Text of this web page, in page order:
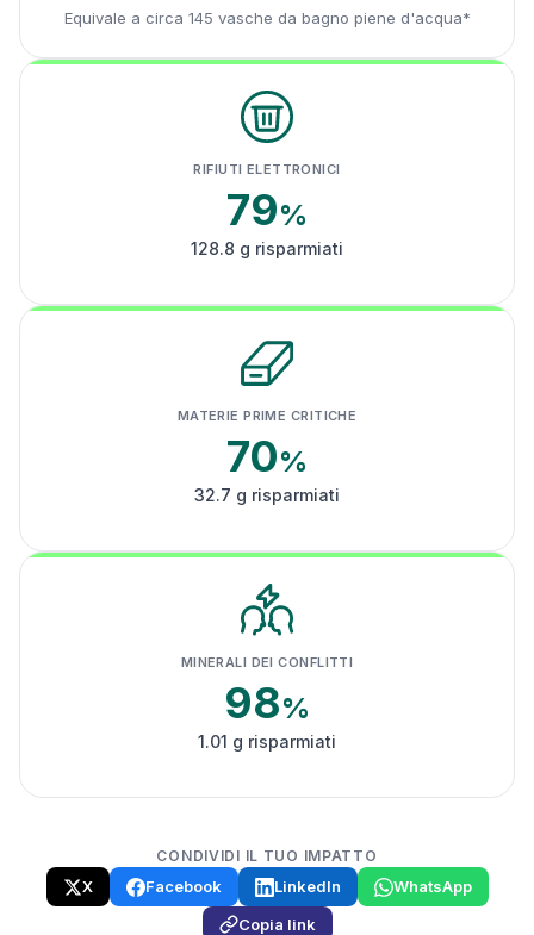
Equivale a circa 145 vasche da bagno piene d'acqua*
RIFIUTI ELETTRONICI
79%
128.8 g risparmiati
MATERIE PRIME CRITICHE
70%
32.7 g risparmiati
MINERALI DEI CONFLITTI
98%
1.01 g risparmiati
CONDIVIDI IL TUO IMPATTO
X Facebook LinkedIn
WhatsApp
Copia link